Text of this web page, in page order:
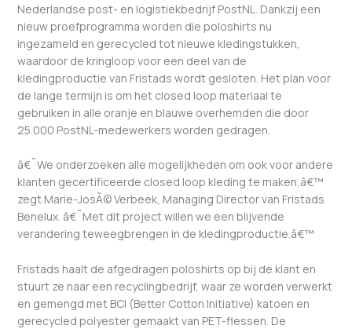
Nederlandse post- en logistiekbedrijf PostNL. Dankzij een
nieuw proefprogramma worden die poloshirts nu
ingezameld en gerecycled tot nieuwe kledingstukken,
waardoor de kringloop voor een deel van de
kledingproductie van Fristads wordt gesloten. Het plan voor
de lange termijn is om het closed loop materiaal te
gebruiken in alle oranje en blauwe overhemden die door
25.000 PostNL-medewerkers worden gedragen.
â€˜We onderzoeken alle mogelijkheden om ook voor andere
klanten gecertificeerde closed loop kleding te maken,â€™
zegt Marie-JosÃ© Verbeek, Managing Director van Fristads
Benelux. â€˜Met dit project willen we een blijvende
verandering teweegbrengen in de kledingproductie.â€™
Fristads haalt de afgedragen poloshirts op bij de klant en
stuurt ze naar een recyclingbedrijf, waar ze worden verwerkt
en gemengd met BCI (Better Cotton Initiative) katoen en
gerecycled polyester gemaakt van PET-flessen. De